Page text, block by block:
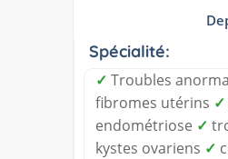
Spécialité:
✓ Troubles
fibromes utérins ✓
endométriose ✓
kystes ovariens ✓